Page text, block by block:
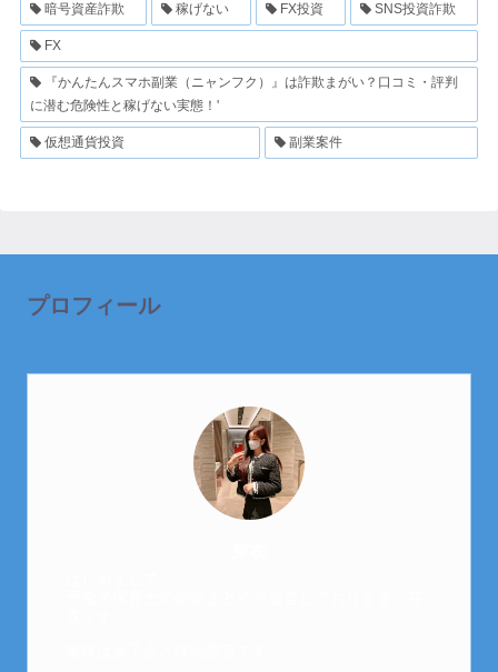
暗号資産詐欺 稼げない FX投資 SNS投資詐欺
FX
『かんたんスマホ副業（ニャンフク）』は詐欺まがい？口コミ・評判
に潜む危険性と稼げない実態！'
仮想通貨投資 副業案件
プロフィール